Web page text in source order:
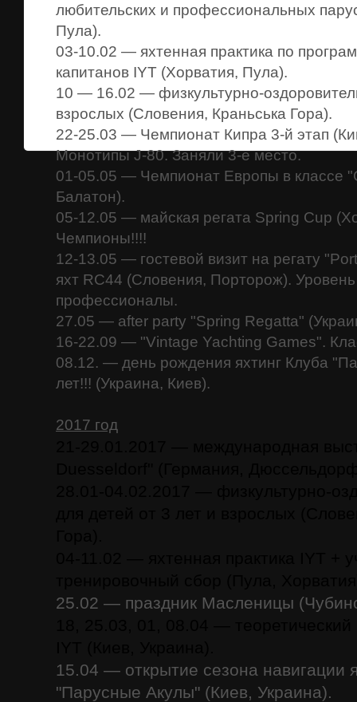
любительских и профессиональных
Пула).
03-10.02 — яхтенная практика по
капитанов IYT (Хорватия, Пула).
10 — 16.02 — физкультурно-
взрослых (Словения, Краньська Гора).
22-25.03 — Чемпионат Кипра 3-й этап
Монотипы J-80. Заняли 3-е место.
01-05.05 — Чемпионат Европы в классе
Балатон).
05-12.05 — майская регата Spring Cup
Чемпионы!!!!
12-13.05 — гостевой визит на регату
яхт RC44 (Словения, Порторож).
профессионалы.
27.05 — after party "Spring Regatta"
16-22.09 — "Vintage Yachting Games".
08.12. — день рождения яхтинг Клуба
лет!!! (Украина, Киев).
2017 год
25.02 — праздник Масленицы
15.04 — открытие сезона навигации
"Парусные Акулы" (Киев, Украина).